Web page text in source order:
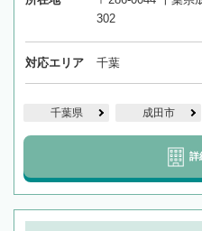
302
対応エリア 千葉
千葉県 成田市
詳